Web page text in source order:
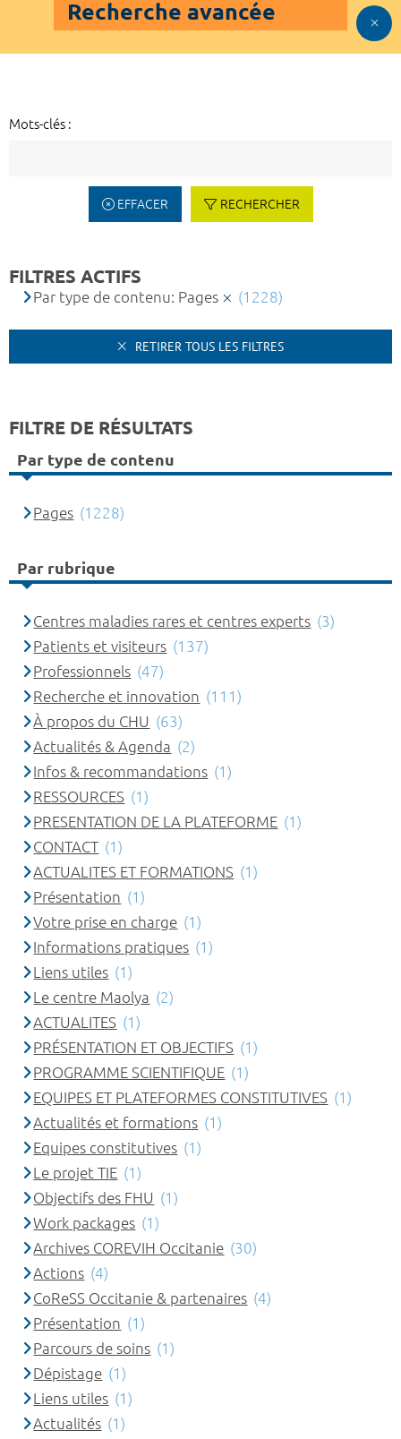
Recherche avancée
Mots-clés :
EFFACER RECHERCHER
FILTRES ACTIFS
Par type de contenu: Pages (1228)
RETIRER TOUS LES FILTRES
FILTRE DE RÉSULTATS
Par type de contenu
Pages (1228)
Par rubrique
Centres maladies rares et centres experts (3)
Patients et visiteurs (137)
Professionnels (47)
Recherche et innovation (111)
À propos du CHU (63)
Actualités & Agenda (2)
Infos & recommandations (1)
RESSOURCES (1)
PRESENTATION DE LA PLATEFORME (1)
CONTACT (1)
ACTUALITES ET FORMATIONS (1)
Présentation (1)
Votre prise en charge (1)
Informations pratiques (1)
Liens utiles (1)
Le centre Maolya (2)
ACTUALITES (1)
PRÉSENTATION ET OBJECTIFS (1)
PROGRAMME SCIENTIFIQUE (1)
EQUIPES ET PLATEFORMES CONSTITUTIVES (1)
Actualités et formations (1)
Equipes constitutives (1)
Le projet TIE (1)
Objectifs des FHU (1)
Work packages (1)
Archives COREVIH Occitanie (30)
Actions (4)
CoReSS Occitanie & partenaires (4)
Présentation (1)
Parcours de soins (1)
Dépistage (1)
Liens utiles (1)
Actualités (1)